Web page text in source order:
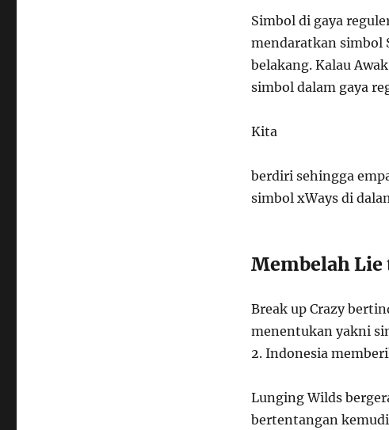
Simbol di gaya
mendaratkan simbol
belakang. Kalau
simbol dalam gaya
Kita
berdiri sehingga
simbol xWays di
Membelah
Break up Crazy
menentukan yakni
2. Indonesia
Lunging Wilds
bertentangan